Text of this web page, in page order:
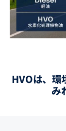
HVOは、環境対応・運用のしやすさの面から
み